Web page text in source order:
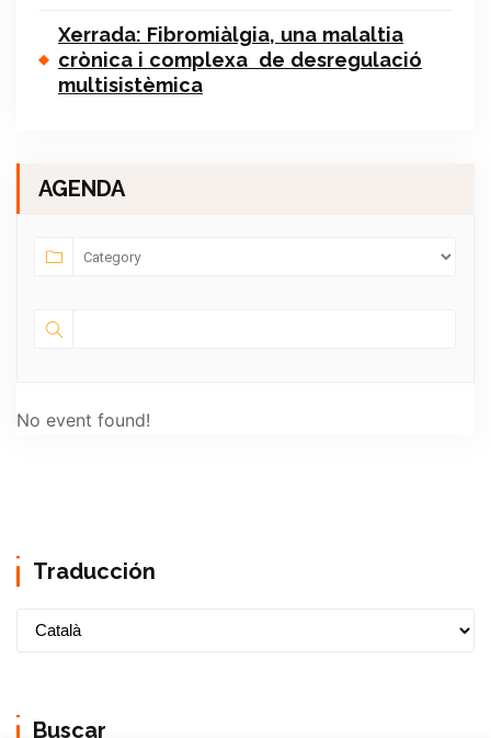
Xerrada: Fibromiàlgia, una malaltia
crònica i complexa de desregulació
multisistèmica
AGENDA
No event found!
Traducción
Buscar